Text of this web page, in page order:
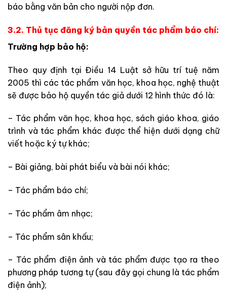
báo bằng văn bản cho người nộp đơn.
3.2. Thủ tục đăng ký bản quyền tác phẩm báo chí:
Trường hợp bảo hộ:
Theo quy định tại Điều 14 Luật sở hữu trí tuệ năm
2005 thì các tác phẩm văn học, khoa học, nghệ thuật
sẽ được bảo hộ quyền tác giả dưới 12 hình thức đó là:
– Tác phẩm văn học, khoa học, sách giáo khoa, giáo
trình và tác phẩm khác được thể hiện dưới dạng chữ
viết hoặc ký tự khác;
– Bài giảng, bài phát biểu và bài nói khác;
– Tác phẩm báo chí;
– Tác phẩm âm nhạc;
– Tác phẩm sân khấu;
– Tác phẩm điện ảnh và tác phẩm được tạo ra theo
phương pháp tương tự (sau đây gọi chung là tác phẩm
điện ảnh);